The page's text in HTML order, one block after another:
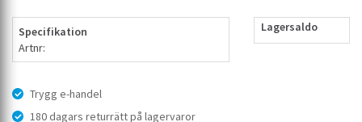
Specifikation
Artnr:
Trygg e-handel
180 dagars returrätt på lagervaror
Lagersaldo